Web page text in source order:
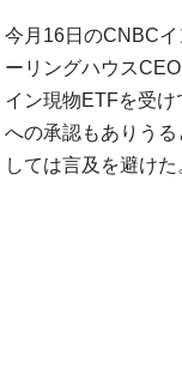
今月16日のCNBC
ーリングハウス
イン現物ETFを受
への承認もありう
しては言及を避けた